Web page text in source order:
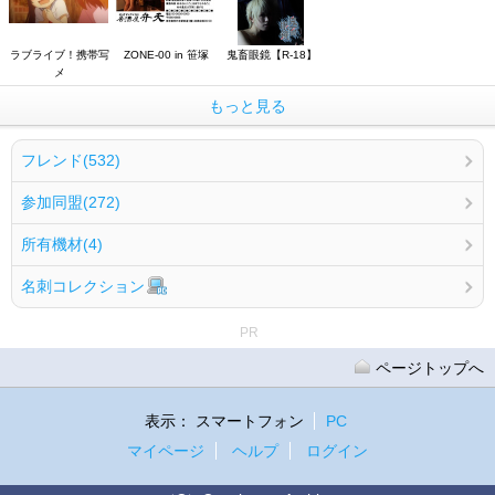
ラブライブ！携帯写
メ
ZONE-00 in 笹塚 鬼畜眼鏡【R-18】
もっと見る
フレンド(532)
参加同盟(272)
所有機材(4)
名刺コレクション
PR
ページトップへ
表示： スマートフォン
PC
マイページ
ヘルプ ログイン